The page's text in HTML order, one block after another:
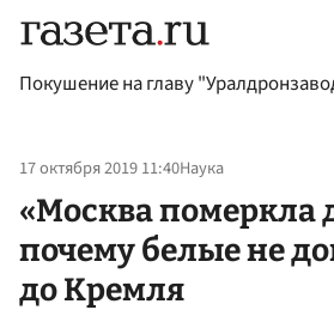
Покушение на главу
17 октября 2019 11:40Наука
«Москва померкла
почему белые не
до Кремля